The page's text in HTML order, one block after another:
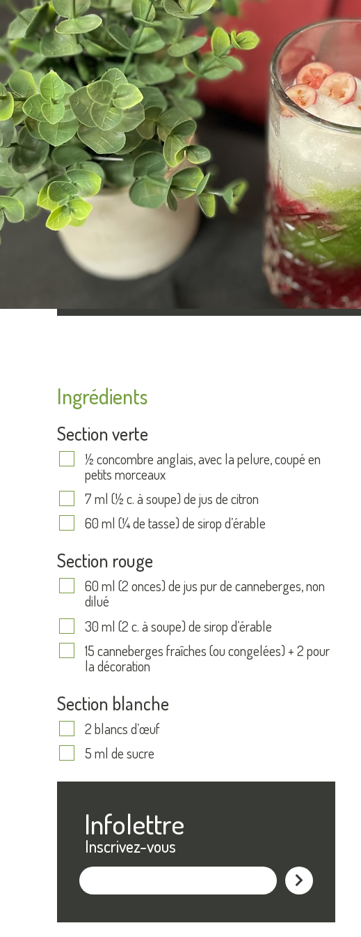
Ingrédients
Section verte
½ concombre anglais, avec la pelure, coupé en
petits morceaux
7 ml (½ c. à soupe) de jus de citron
60 ml (¼ de tasse) de sirop d’érable
Section rouge
60 ml (2 onces) de jus pur de canneberges, non
dilué
30 ml (2 c. à soupe) de sirop d’érable
15 canneberges fraîches (ou congelées) + 2 pour
la décoration
Section blanche
2 blancs d’œuf
5 ml de sucre
Infolettre
Inscrivez-vous
M'inscrire